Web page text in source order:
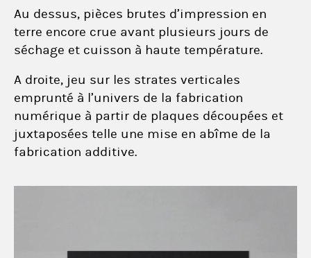
Au dessus, pièces brutes d’impression en
terre encore crue avant plusieurs jours de
séchage et cuisson à haute température.
A droite, jeu sur les strates verticales
emprunté à l’univers de la fabrication
numérique à partir de plaques découpées et
juxtaposées telle une mise en abîme de la
fabrication additive.